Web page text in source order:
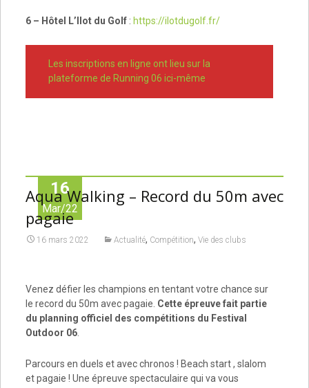
6 – Hôtel L’Ilot du Golf : https://ilotdugolf.fr/
Les inscriptions en ligne ont lieu sur la
plateforme de Running 06 ici-même
16
Mar/22
Aqua Walking – Record du 50m avec
pagaie
16 mars 2022 Actualité, Compétition, Vie des clubs
Venez défier les champions en tentant votre chance sur
le record du 50m avec pagaie. Cette épreuve fait partie
du planning officiel des compétitions du Festival
Outdoor 06.
Parcours en duels et avec chronos ! Beach start , slalom
et pagaie ! Une épreuve spectaculaire qui va vous